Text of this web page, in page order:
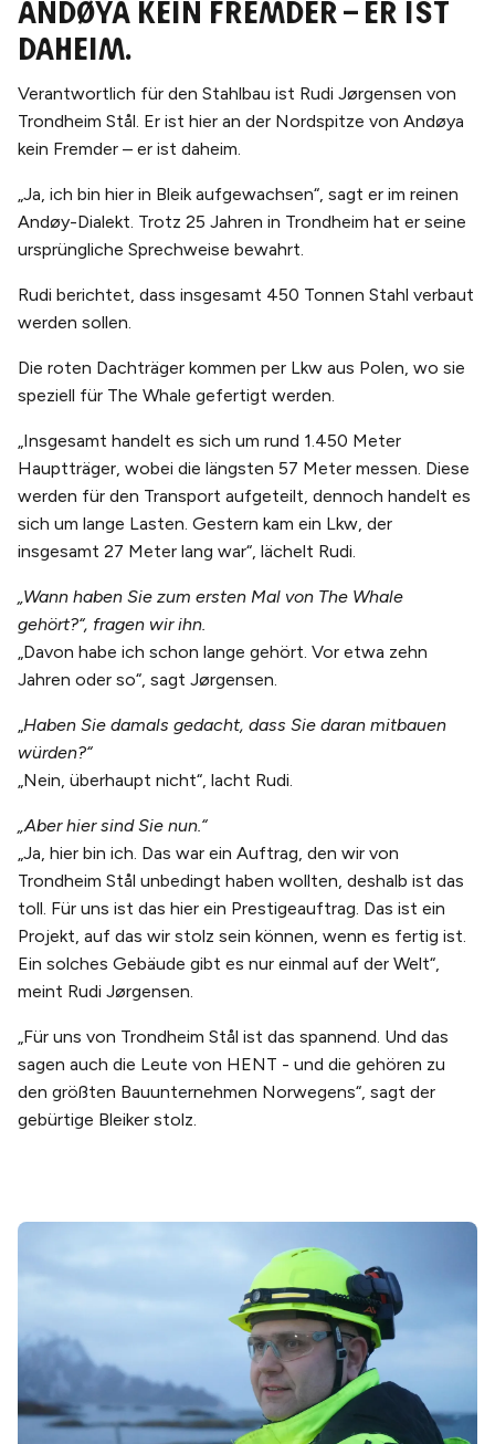
Andøya kein Fremder – er ist
daheim.
Verantwortlich für den Stahlbau ist Rudi Jørgensen von
Trondheim Stål. Er ist hier an der Nordspitze von Andøya
kein Fremder – er ist daheim.
„Ja, ich bin hier in Bleik aufgewachsen“, sagt er im reinen
Andøy-Dialekt. Trotz 25 Jahren in Trondheim hat er seine
ursprüngliche Sprechweise bewahrt.
Rudi berichtet, dass insgesamt 450 Tonnen Stahl verbaut
werden sollen.
Die roten Dachträger kommen per Lkw aus Polen, wo sie
speziell für The Whale gefertigt werden.
„Insgesamt handelt es sich um rund 1.450 Meter
Hauptträger, wobei die längsten 57 Meter messen. Diese
werden für den Transport aufgeteilt, dennoch handelt es
sich um lange Lasten. Gestern kam ein Lkw, der
insgesamt 27 Meter lang war“, lächelt Rudi.
„Wann haben Sie zum ersten Mal von The Whale
gehört?“, fragen wir ihn.
„Davon habe ich schon lange gehört. Vor etwa zehn
Jahren oder so“, sagt Jørgensen.
„Haben Sie damals gedacht, dass Sie daran mitbauen
würden?“
„Nein, überhaupt nicht“, lacht Rudi.
„Aber hier sind Sie nun.“
„Ja, hier bin ich. Das war ein Auftrag, den wir von
Trondheim Stål unbedingt haben wollten, deshalb ist das
toll. Für uns ist das hier ein Prestigeauftrag. Das ist ein
Projekt, auf das wir stolz sein können, wenn es fertig ist.
Ein solches Gebäude gibt es nur einmal auf der Welt“,
meint Rudi Jørgensen.
„Für uns von Trondheim Stål ist das spannend. Und das
sagen auch die Leute von HENT - und die gehören zu
den größten Bauunternehmen Norwegens“, sagt der
gebürtige Bleiker stolz.